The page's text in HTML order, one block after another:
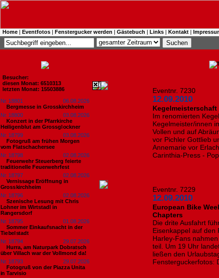
Home | Eventfotos | Fenstergucker werden | Gästebuch | Links | Kontakt |
Besucher:
diesen Monat: 6510313
letzten Monat: 15503886
Nr. 18801
06.08.2026
Bergmesse in Grosskirchheim
Nr. 18800
03.08.2026
Konzert in der Pfarrkirche
Heiligenblut am Grossglockner
Nr. 18799
03.08.2026
Fotogruß am frühen Morgen
vom Flatschachersee
Nr. 18798
02.08.2026
Feuerwehr Steuerberg feierte
traditionelle Feuerwehrfest
Nr. 18797
02.08.2026
Vernissage Eröffnung in
Grosskirchheim
Nr. 18796
02.08.2026
Szenische Lesung mit Chris
Lohner im Wirtstadl in
Rangersdorf
Nr. 18795
01.08.2026
Sommer Einkaufsnacht in der
Tiebelstadt
Nr. 18794
29.07.2026
Hurra, am Naturpark Dobratsch
über Villach war der Vollmond da!
Nr. 18793
29.07.2026
Fotogruß von der Piazza Unita
in Tarvisio
Eventnr. 7230
12.09.2010
Im renomierten
Kegelmeister/innen
Vollen und auf
vor Pichler Gottlieb
Annemarie vor
Carinthia-Press -
Eventnr. 7229
12.09.2010
European Bike
Chapters
Die drite Ausfahrt
Eisenkappel auf den
Harley-Fans
teil. Um 19 Uhr
ließen den
Fensterguckerfotos: